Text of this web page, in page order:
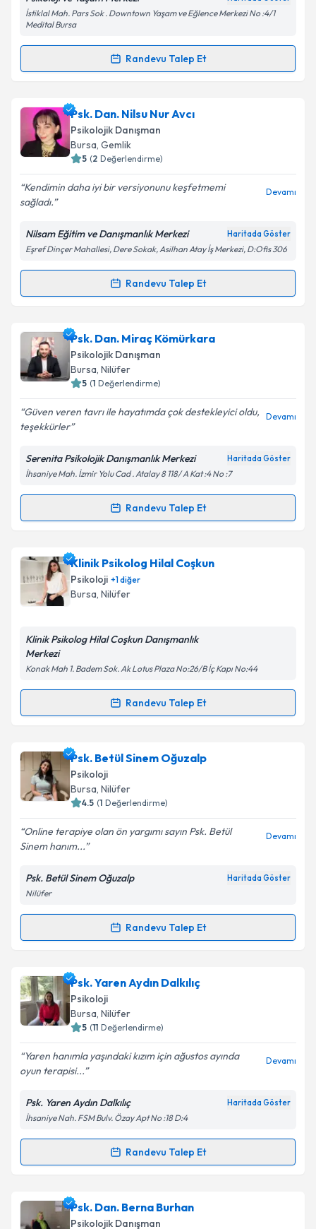
İstiklal Mah. Pars Sok . Downtown Yaşam ve Eğlence Merkezi No :4/1
Medital Bursa
Randevu Talep Et
Randevu Takvimi Talebi
Psk. Sümeyye Karacaiçin randevu takvimi talebi
oluşturun. Size bu uzmandan randevu almanız için bir
takvim hazırlandığında e-posta ile bilgilendireceğiz.
Kişisel verilerimin işlenmesine ilişkin
Aydınlatma
Metni'ni okudum ve kişisel verilerimin belirtilen
kapsamda işlenmesini kabul ediyorum.
Psk. Dan. Nilsu Nur Avcı
Psikolojik Danışman
Bursa, Gemlik
5 (2 Değerlendirme)
Kendimin daha iyi bir versiyonunu keşfetmemi
sağladı.
Devamı
Nilsam Eğitim ve Danışmanlık Merkezi Haritada Göster
Eşref Dinçer Mahallesi, Dere Sokak, Asilhan Atay İş Merkezi, D:Ofis 306
Randevu Talep Et
Randevu Takvimi Talebi
Psk. Dan. Nilsu Nur Avcıiçin randevu takvimi talebi
oluşturun. Size bu uzmandan randevu almanız için bir
takvim hazırlandığında e-posta ile bilgilendireceğiz.
Kişisel verilerimin işlenmesine ilişkin
Aydınlatma
Metni'ni okudum ve kişisel verilerimin belirtilen
kapsamda işlenmesini kabul ediyorum.
Psk. Dan. Miraç Kömürkara
Psikolojik Danışman
Bursa, Nilüfer
5 (1 Değerlendirme)
Güven veren tavrı ile hayatımda çok destekleyici oldu,
teşekkürler
Devamı
Serenita Psikolojik Danışmanlık Merkezi Haritada Göster
İhsaniye Mah. İzmir Yolu Cad . Atalay 8 118/ A Kat :4 No :7
Randevu Talep Et
Randevu Takvimi Talebi
Psk. Dan. Miraç Kömürkaraiçin randevu takvimi
talebi oluşturun. Size bu uzmandan randevu almanız
için bir takvim hazırlandığında e-posta ile
bilgilendireceğiz.
Kişisel verilerimin işlenmesine ilişkin
Metni'ni okudum ve kişisel verilerimin belirtilen
Takvim Talebini Gönder
Klinik Psikolog Hilal Coşkun
Psikoloji +1diğer
Bursa, Nilüfer
Klinik Psikolog Hilal Coşkun Danışmanlık
Merkezi
Konak Mah 1. Badem Sok. Ak Lotus Plaza No:26/B İç Kapı No:44
Randevu Talep Et
Randevu Takvimi Talebi
Klinik Psikolog Hilal Coşkuniçin randevu takvimi
talebi oluşturun. Size bu uzmandan randevu almanız
için bir takvim hazırlandığında e-posta ile
bilgilendireceğiz.
E-posta Adresiniz
Metni'ni okudum ve kişisel verilerimin belirtilen
kapsamda işlenmesini kabul ediyorum.
Psk. Betül Sinem Oğuzalp
Psikoloji
Bursa, Nilüfer
4.5 (1 Değerlendirme)
Online terapiye olan ön yargımı sayın Psk. Betül
Sinem hanım...
Devamı
Psk. Betül Sinem Oğuzalp Haritada Göster
Nilüfer
Randevu Talep Et
Randevu Takvimi Talebi
Psk. Betül Sinem Oğuzalpiçin randevu takvimi talebi
oluşturun. Size bu uzmandan randevu almanız için bir
takvim hazırlandığında e-posta ile bilgilendireceğiz.
Kişisel verilerimin işlenmesine ilişkin
Aydınlatma
Metni'ni okudum ve kişisel verilerimin belirtilen
kapsamda işlenmesini kabul ediyorum.
Psk. Yaren Aydın Dalkılıç
Psikoloji
Bursa, Nilüfer
5 (11 Değerlendirme)
Yaren hanımla yaşındaki kızım için ağustos ayında
oyun terapisi...
Devamı
Psk. Yaren Aydın Dalkılıç Haritada Göster
İhsaniye Nah. FSM Bulv. Özay Apt No :18 D:4
Randevu Talep Et
Randevu Takvimi Talebi
Psk. Yaren Aydın Dalkılıçiçin randevu takvimi talebi
oluşturun. Size bu uzmandan randevu almanız için bir
Psk. Dan. Berna Burhan
Psikolojik Danışman